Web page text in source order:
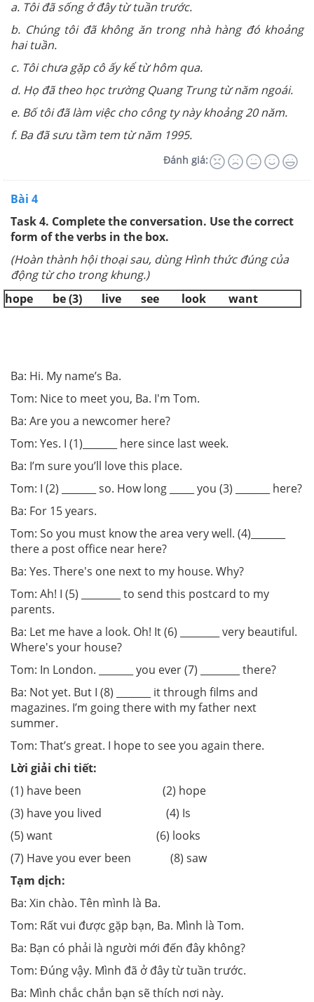
a. Tôi đã sống ở đây từ tuần trước.
b. Chúng tôi đã không ăn trong nhà hàng đó khoảng
hai tuần.
c. Tôi chưa gặp cô ấy kể từ hôm qua.
d. Họ đã theo học trường Quang Trung từ năm ngoái.
e. Bố tôi đã làm việc cho công ty này khoảng 20 năm.
f. Ba đã sưu tầm tem từ năm 1995.
Đánh giá:
Bài 4
Task 4. Complete the conversation. Use the correct
form of the verbs in the box.
(Hoàn thành hội thoại sau, dùng Hình thức đúng của
động từ cho trong khung.)
hope be (3) live see look want
Ba: Hi. My name’s Ba.
Tom: Nice to meet you, Ba. I'm Tom.
Ba: Are you a newcomer here?
Tom: Yes. I (1)_______ here since last week.
Ba: I’m sure you’ll love this place.
Tom: I (2) _______ so. How long _____ you (3) _______ here?
Ba: For 15 years.
Tom: So you must know the area very well. (4)_______
there a post office near here?
Ba: Yes. There's one next to my house. Why?
Tom: Ah! I (5) ________ to send this postcard to my
parents.
Ba: Let me have a look. Oh! It (6) ________ very beautiful.
Where's your house?
Tom: In London. _______ you ever (7) ________ there?
Ba: Not yet. But I (8) _______ it through films and
magazines. I’m going there with my father next
summer.
Tom: That’s great. I hope to see you again there.
Lời giải chi tiết:
(1) have been (2) hope
(3) have you lived (4) Is
(5) want (6) looks
(7) Have you ever been (8) saw
Tạm dịch:
Ba: Xin chào. Tên mình là Ba.
Tom: Rất vui được gặp bạn, Ba. Mình là Tom.
Ba: Bạn có phải là người mới đến đây không?
Tom: Đúng vậy. Mình đã ở đây từ tuần trước.
Ba: Mình chắc chắn bạn sẽ thích nơi này.